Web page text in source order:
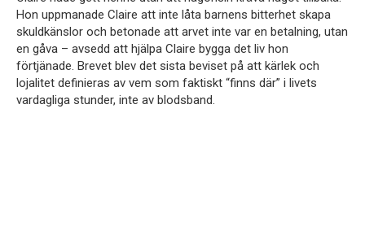
Hon uppmanade Claire att inte låta barnens bitterhet skapa
skuldkänslor och betonade att arvet inte var en betalning, utan
en gåva – avsedd att hjälpa Claire bygga det liv hon
förtjänade. Brevet blev det sista beviset på att kärlek och
lojalitet definieras av vem som faktiskt “finns där” i livets
vardagliga stunder, inte av blodsband.